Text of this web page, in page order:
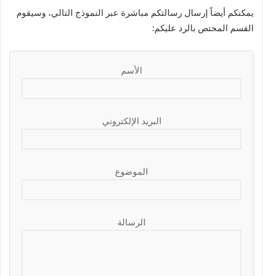
يمكنكم أيضاً إرسال رسالتكم مباشرة عبر النموذج التالي، وسيقوم
القسم المختص بالرد عليكم:
الأسم
البريد الإلكتروني
الموضوع
الرسالة